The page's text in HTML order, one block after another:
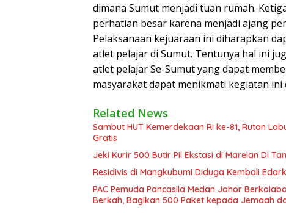
dimana Sumut menjadi tuan rumah.
perhatian besar karena menjadi ajang
Pelaksanaan kejuaraan ini diharapkan
atlet pelajar di Sumut. Tentunya hal ini
atlet pelajar Se-Sumut yang dapat
masyarakat dapat menikmati kegiatan
Related News
Sambut HUT Kemerdekaan RI ke-81, Rutan
Gratis
Jeki Kurir 500 Butir Pil Ekstasi di Marelan Di
Residivis di Mangkubumi Diduga Kembali
PAC Pemuda Pancasila Medan Johor
Berkah, Bagikan 500 Paket kepada Jemaah